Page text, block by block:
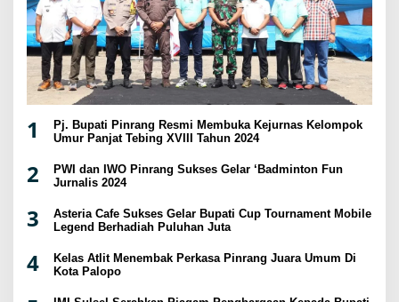
1
Pj. Bupati Pinrang Resmi Membuka Kejurnas Kelompok
Umur Panjat Tebing XVIII Tahun 2024
2
PWI dan IWO Pinrang Sukses Gelar ‘Badminton Fun
Jurnalis 2024
3
Asteria Cafe Sukses Gelar Bupati Cup Tournament Mobile
Legend Berhadiah Puluhan Juta
4
Kelas Atlit Menembak Perkasa Pinrang Juara Umum Di
Kota Palopo